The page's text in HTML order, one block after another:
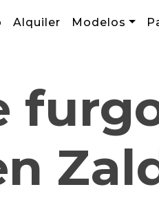
Alquiler Modelos